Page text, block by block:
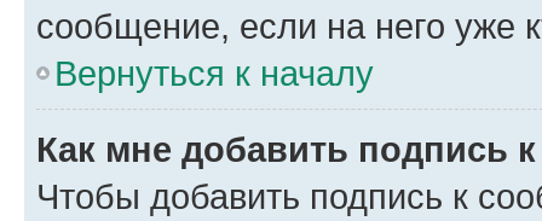
сообщение, если на него уже
Вернуться к началу
Как мне добавить подпись
Чтобы добавить подпись к